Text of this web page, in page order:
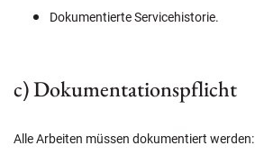
Dokumentierte Servicehistorie.
c) Dokumentationspflicht
Alle Arbeiten müssen dokumentiert werden: